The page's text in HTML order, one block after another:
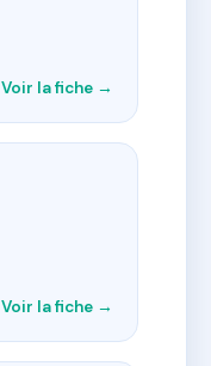
Voir la fiche →
Voir la fiche →